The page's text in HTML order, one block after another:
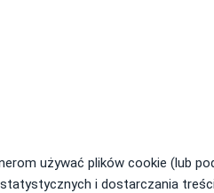
używać plików cookie (lub
i dostarczania